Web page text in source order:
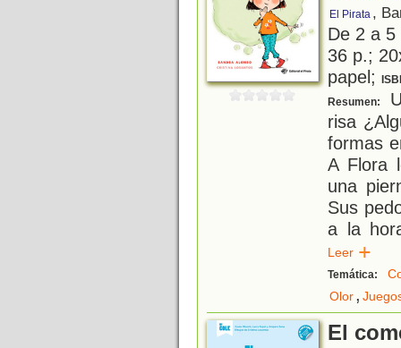
El Pirata ,
De 2 a
36 p.;
papel;
Resumen:
risa
formas
A Flora
una
Sus
a la
Leer
Temática:
Olor,
El